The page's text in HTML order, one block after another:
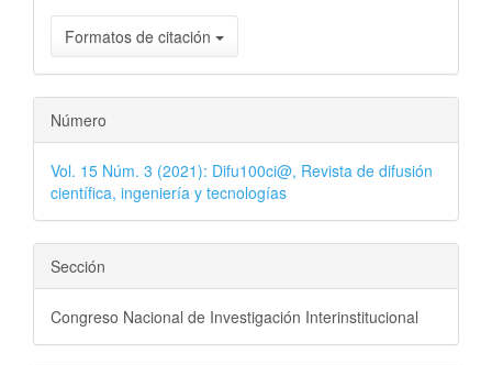
Formatos de citación
Número
Vol. 15 Núm. 3 (2021): Difu100ci@, Revista de difusión
científica, ingeniería y tecnologías
Sección
Congreso Nacional de Investigación Interinstitucional